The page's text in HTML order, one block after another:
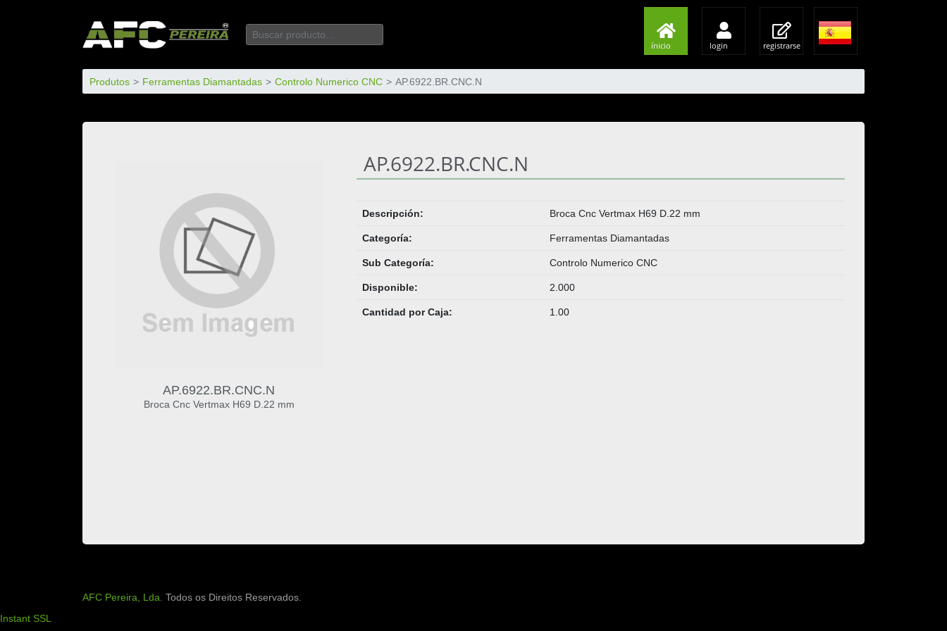
ínicio login registrarse
Produtos Ferramentas Diamantadas Controlo Numerico CNC AP.6922.BR.CNC.N
AP.6922.BR.CNC.N
Broca Cnc Vertmax H69 D.22 mm
AP.6922.BR.CNC.N
Descripción: Broca Cnc Vertmax H69 D.22 mm
Categoría: Ferramentas Diamantadas
Sub Categoría: Controlo Numerico CNC
Disponible: 2.000
Cantidad por Caja: 1.00
AFC Pereira, Lda. Todos os Direitos Reservados.
Instant SSL